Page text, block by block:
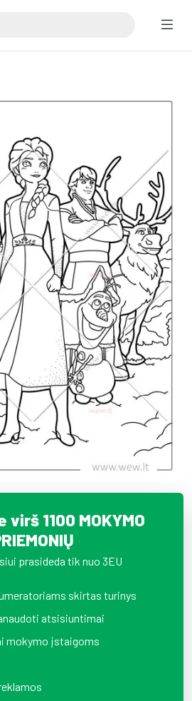
1100 MOKYMO
prasideda tik nuo 3EU
skirtas turinys
atsisiuntimai
mokymo įstaigoms